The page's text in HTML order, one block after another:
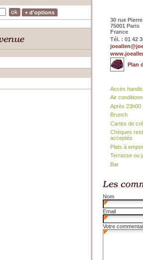
+ d'options
30 rue
75001 Paris
France
Tél. : 01 42
Plan
Accès
Air
Après 23h00
Brunch
Cartes de
Chèques
acceptés
Plats à
Terrasse ou
Bar
Nom
Email
Votre